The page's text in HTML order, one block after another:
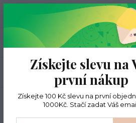
CZK
Úvod Novinky Opal
Získejte slevu na
první nákup
Získejte 100 Kč slevu na první
1000Kč. Stačí zadat Váš